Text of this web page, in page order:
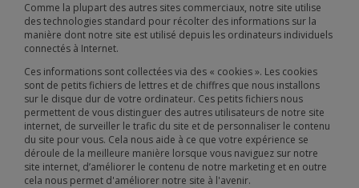
Comme la plupart des autres sites commerciaux, notre site utilise
des technologies standard pour récolter des informations sur la
manière dont notre site est utilisé depuis les ordinateurs individuels
connectés à Internet.
Ces informations sont collectées via des « cookies ». Les cookies
sont de petits fichiers de lettres et de chiffres que nous installons
sur le disque dur de votre ordinateur. Ces petits fichiers nous
permettent de vous distinguer des autres utilisateurs de notre site
internet, de surveiller le trafic du site et de personnaliser le contenu
du site pour vous. Cela nous aide à ce que votre expérience se
déroule de la meilleure manière lorsque vous naviguez sur notre
site internet, d’améliorer le contenu de notre marketing et en outre
cela nous permet d'améliorer notre site à l'avenir.